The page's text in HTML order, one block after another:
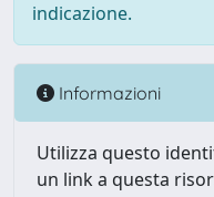
indicazione.
Informazioni
Utilizza questo
un link a questa